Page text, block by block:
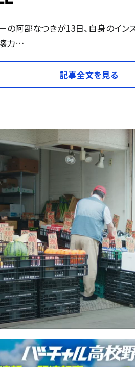
の阿部なつきが13日、自身のイン
力…
記事全文を見る